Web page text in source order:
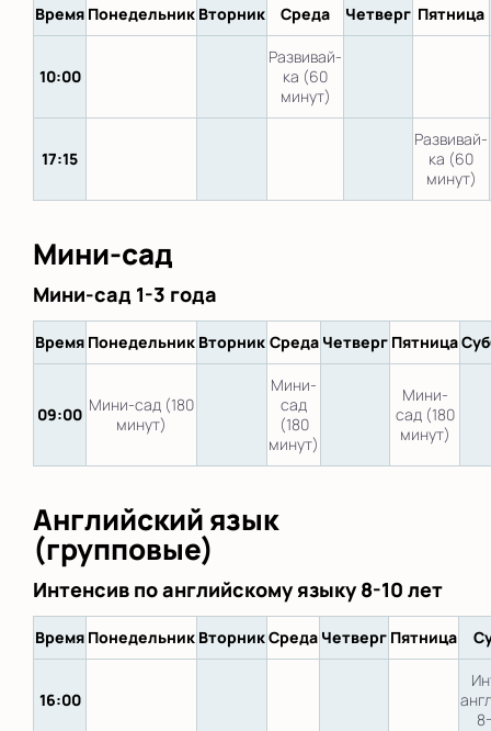
Время Понедельник Вторник Среда Четверг Пятница
10:00
Развивай-
ка (60
минут)
17:15
Развивай-
ка (60
минут)
Мини-сад
Мини-сад 1-3 года
Время Понедельник Вторник Среда Четверг Пятница
09:00 Мини-сад (180
минут)
Мини-
сад
(180
минут)
Мини-
сад (180
минут)
Английский язык
(групповые)
Интенсив по английскому языку 8-10 лет
Время Понедельник ВторникСреда Четверг Пятница
16:00